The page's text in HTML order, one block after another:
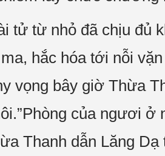
tử từ nhỏ đã chịu đủ
hắc hóa tới nỗi
vọng bây giờ Thừa
của ngươi
Thanh dẫn Lăng